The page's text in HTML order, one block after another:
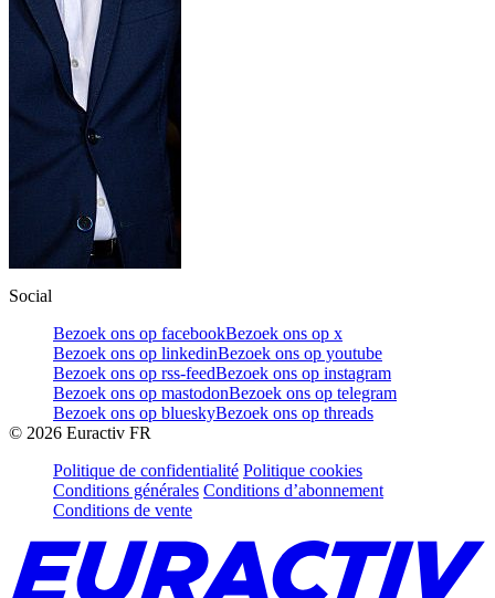
Social
Bezoek ons op facebookBezoek ons op x
Bezoek ons op linkedinBezoek ons op youtube
Bezoek ons op rss-feedBezoek ons op instagram
Bezoek ons op mastodonBezoek ons op telegram
Bezoek ons op blueskyBezoek ons op threads
© 2026 Euractiv FR
Politique de confidentialité Politique cookies
Conditions générales Conditions d’abonnement
Conditions de vente